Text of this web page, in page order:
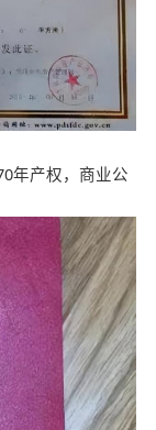
年产权，商业公